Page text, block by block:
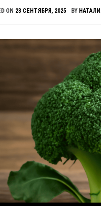
ON 23 СЕНТЯБРЯ, 2025 BY